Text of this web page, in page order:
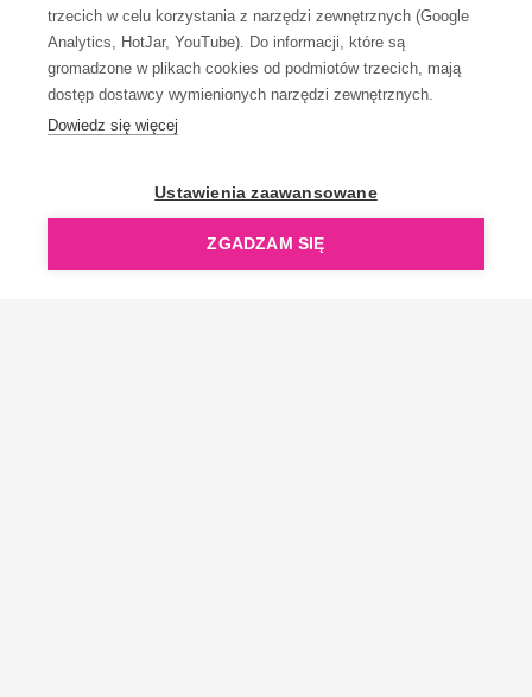
trzecich w celu korzystania z narzędzi zewnętrznych (Google
Analytics, HotJar, YouTube). Do informacji, które są
gromadzone w plikach cookies od podmiotów trzecich, mają
dostęp dostawcy wymienionych narzędzi zewnętrznych.
Dowiedz się więcej
Ustawienia zaawansowane
ZGADZAM SIĘ
OpenGift jest częścią ReflectGroup.